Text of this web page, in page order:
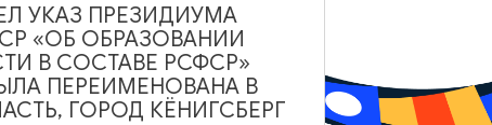
УКАЗ ПРЕЗИДИУМА
«ОБ ОБРАЗОВАНИИ
В СОСТАВЕ РСФСР»
ПЕРЕИМЕНОВАНА В
ГОРОД КЁНИГСБЕРГ